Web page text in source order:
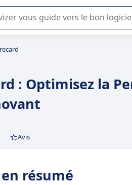
l'utilisation ou la sélection de
: Optimisez la
Avis
résumé